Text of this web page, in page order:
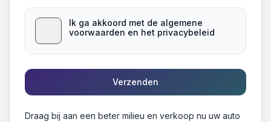
Ik ga akkoord met de algemene
voorwaarden en het privacybeleid
Verzenden
Draag bij aan een beter milieu en verkoop nu uw auto